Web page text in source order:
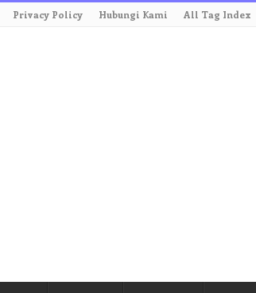
Privacy Policy Hubungi Kami All Tag Index